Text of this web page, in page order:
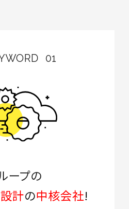
01
ープの
計の中核会社!